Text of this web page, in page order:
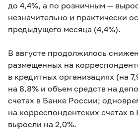
до 4,4%, а по розничным —
незначительно и практически
предыдущего месяца (4,4%).
В августе продолжилось
размещенных на
в кредитных организациях (на
на 8,8% и объем средств на
счетах в Банке России;
на корреспондентских счетах
выросли на 2,0%.